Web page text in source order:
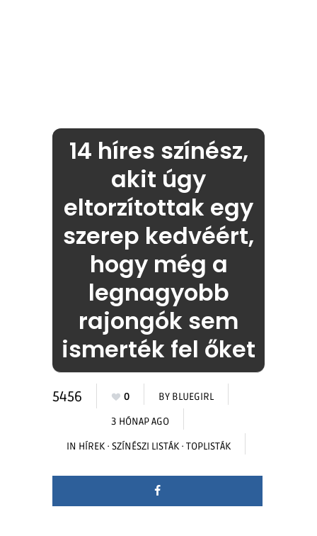
14 híres színész,
akit úgy
eltorzítottak egy
szerep kedvéért,
hogy még a
legnagyobb
rajongók sem
ismerték fel őket
5456 0 BY BLUEGIRL
3 HÓNAP AGO
IN HÍREK · SZÍNÉSZI LISTÁK · TOPLISTÁK